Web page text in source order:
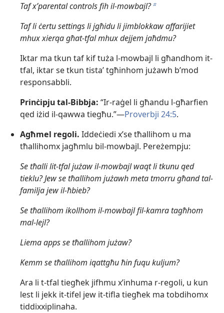
Taf x’parental controls fih il-​mowbajl?b
Taf li ċertu settings li jgħidu li jimblokkaw affarijiet
mhux xierqa għat-​tfal mhux dejjem jaħdmu?
Iktar ma tkun taf kif tuża l-​mowbajl li għandhom it-​
tfal, iktar se tkun tistaʼ tgħinhom jużawh b’mod
responsabbli.
Prinċipju tal-​Bibbja: “Ir-​raġel li għandu l-​għarfien
qed iżid il-​qawwa tiegħu.”—Proverbji 24:5.
Agħmel regoli. Iddeċiedi x’se tħallihom u ma
tħallihomx jagħmlu bil-​mowbajl. Pereżempju:
Se tħalli lit-​tfal jużaw il-​mowbajl waqt li tkunu qed
tieklu? Jew se tħallihom jużawh meta tmorru għand tal-​
familja jew il-​ħbieb?
Se tħallihom ikollhom il-​mowbajl fil-​kamra tagħhom
mal-​lejl?
Liema apps se tħallihom jużaw?
Kemm se tħallihom iqattgħu ħin fuqu kuljum?
Ara li t-​tfal tiegħek jifhmu x’inhuma r-​regoli, u kun
lest li jekk it-​tifel jew it-​tifla tiegħek ma tobdihomx
tiddixxiplinaha.